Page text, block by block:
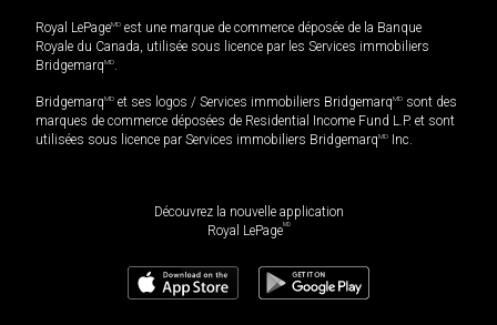
Royal LePageMD est une marque de commerce déposée de la Banque
Royale du Canada, utilisée sous licence par les Services immobiliers
BridgemarqMD
BridgemarqMD et ses logos / Services immobiliers BridgemarqMD sont des
marques de commerce déposées de Residential Income Fund L.P. et sont
utilisées sous licence par Services immobiliers BridgemarqMD Inc.
Découvrez la nouvelle application
Royal LePageMD